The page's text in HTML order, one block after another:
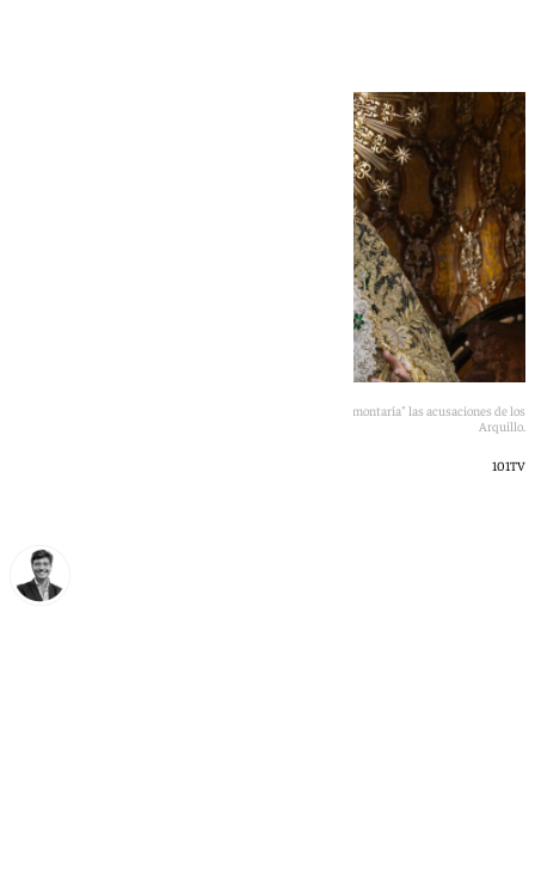
La inédita fotografía de la restauración de la Macarena que "desmontaría" las acusaciones de los
Arquillo.
101TV